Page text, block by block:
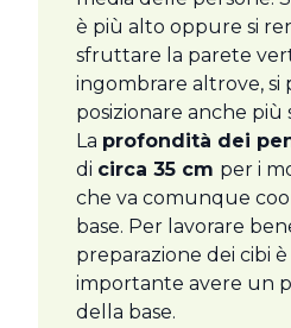
è più alto oppure si
sfruttare la parete
ingombrare altrove, si
posizionare anche più
La profondità dei
di circa 35 cm per i
che va comunque
base. Per lavorare
preparazione dei cibi
importante avere un
della base.